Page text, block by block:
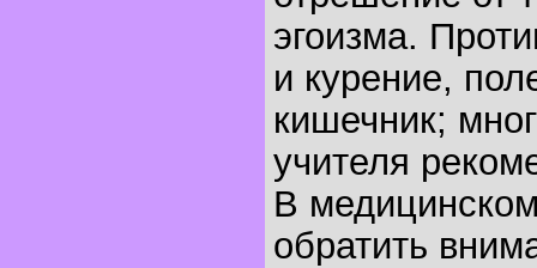
эгоизма.
и курение,
кишечник;
учителя
В
обратить